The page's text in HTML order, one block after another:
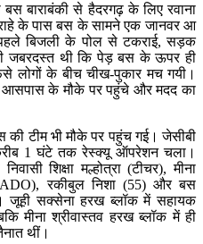
बाराबंकी से हैदरगढ़ के लिए रवाना
के पास बस के सामने एक जानवर आ
बिजली के पोल से टकराई, सड़क
जबरदस्त थी कि पेड़ बस के ऊपर ही
लोगों के बीच चीख-पुकार मच गयी।
आसपास के मौके पर पहुंचे और मदद का
की टीम भी मौके पर पहुंच गई। जेसीबी
1 घंटे तक रेस्क्यू ऑपरेशन चला।
शिक्षा मल्होत्रा (टीचर), मीना
रकीबुल निशा (55) और बस
सक्सेना हरख ब्लॉक में सहायक
मीना श्रीवास्तव हरख ब्लॉक में ही
थीं।